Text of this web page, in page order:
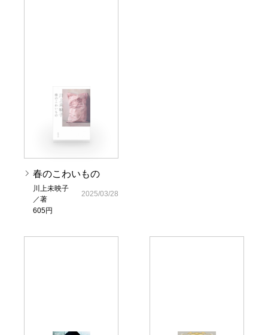
春のこわいもの
川上未映子
／著
605円
2025/03/28